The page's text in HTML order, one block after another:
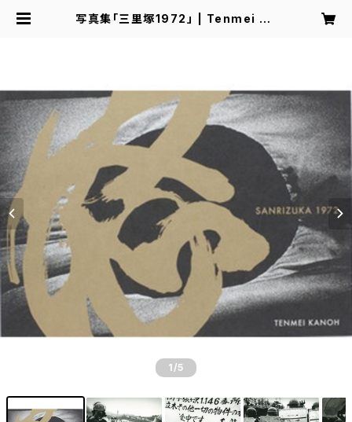
写真集「三里塚1972」 | Tenmei Ph
1 /5